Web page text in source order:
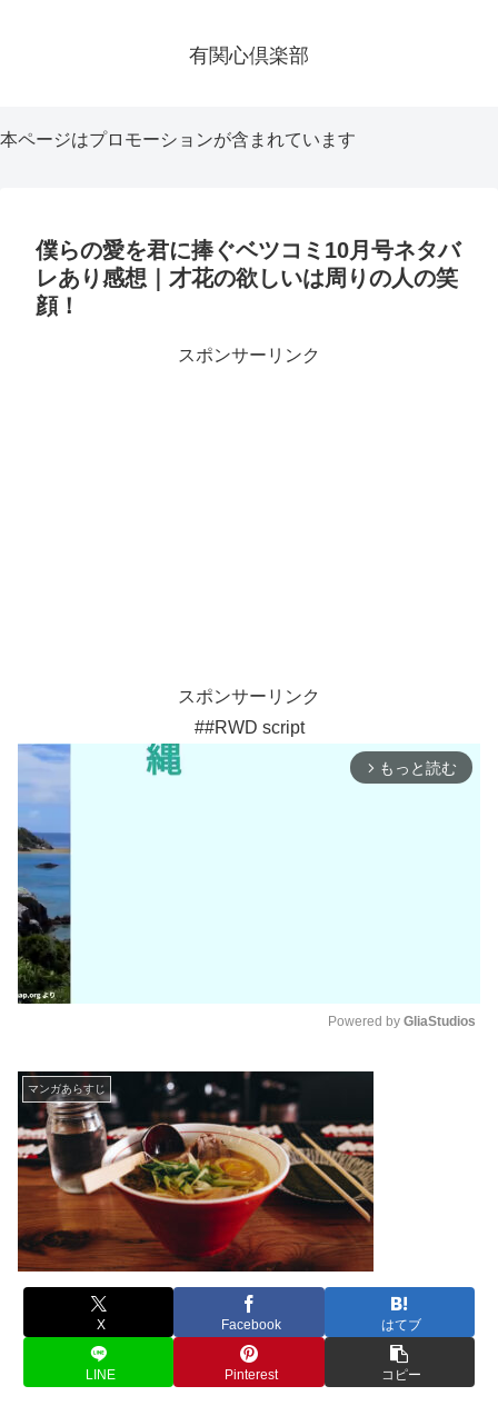
有関心倶楽部
本ページはプロモーションが含まれています
僕らの愛を君に捧ぐベツコミ10月号ネタバ
レあり感想｜才花の欲しいは周りの人の笑
顔！
スポンサーリンク
スポンサーリンク
##RWD script
arrow_forward_ios もっと読む
Powered by GliaStudios
マンガあらすじ
X Facebook はてブ
LINE Pinterest コピー